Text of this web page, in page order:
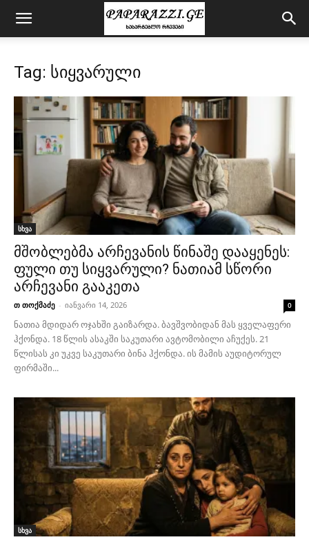
Tag: სიყვარული
სხვა
მშობლებმა არჩევანის წინაშე დააყენეს:
ფული თუ სიყვარული? ნათიამ სწორი
არჩევანი გააკეთა
თ თოქმაძე - იანვარი 14, 2026 0
ნათია მდიდარ ოჯახში გაიზარდა. ბავშვობიდან მას ყველაფერი
ჰქონდა. 18 წლის ასაკში საკუთარი ავტომობილი აჩუქეს. 21
წლისას კი უკვე საკუთარი ბინა ჰქონდა. ის მამის აუდიტორულ
ფირმაში...
სხვა